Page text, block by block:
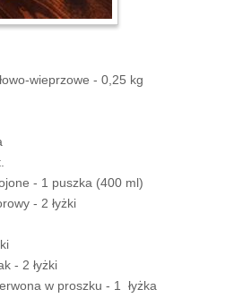
wieprzowe - 0,25 kg
- 1 puszka (400 ml)
- 2 łyżki
- 2 łyżki
w proszku - 1 łyżka